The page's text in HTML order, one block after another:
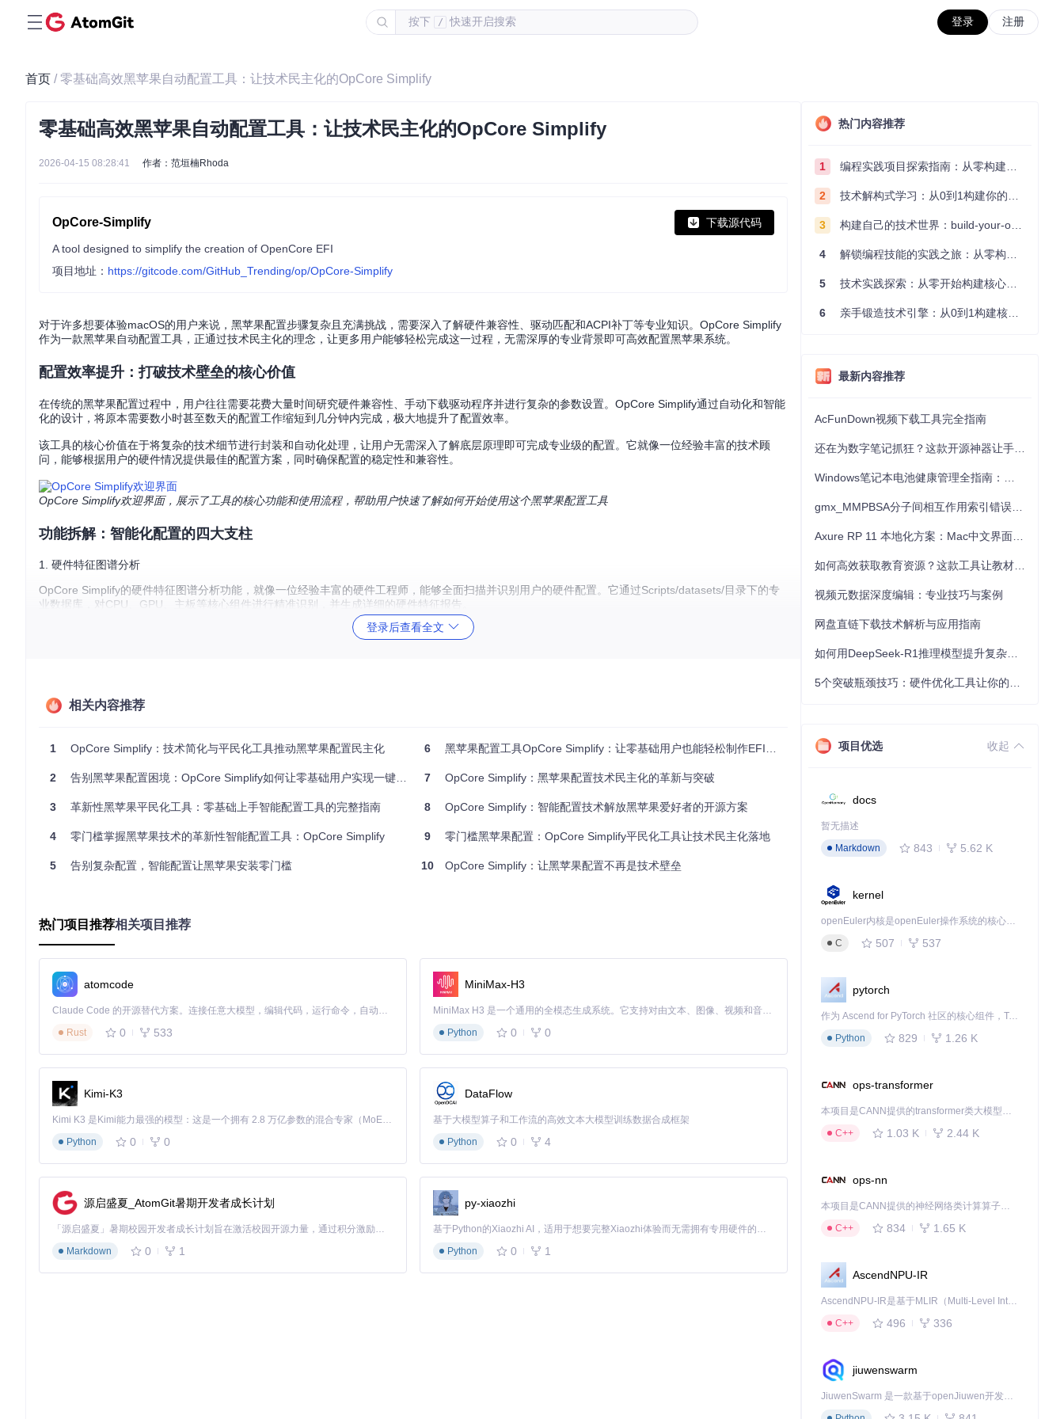
按下 / 快速开启搜索 登录 注册
首页 / 零基础高效黑苹果自动配置工具：让技术民主化的OpCore Simplify
零基础高效黑苹果自动配置工具：让技术民主化的OpCore Simplify
2026-04-15 08:28:41 作者：范垣楠Rhoda
OpCore-Simplify 下载源代码
A tool designed to simplify the creation of OpenCore EFI
项目地址： https://gitcode.com/GitHub_Trending/op/OpCore-Simplify
对于许多想要体验macOS的用户来说，黑苹果配置步骤复杂且充满挑战，需要深入了解硬件兼容性、驱动匹配和ACPI补丁等专业知识。OpCore Simplify
作为一款黑苹果自动配置工具，正通过技术民主化的理念，让更多用户能够轻松完成这一过程，无需深厚的专业背景即可高效配置黑苹果系统。
配置效率提升：打破技术壁垒的核心价值
在传统的黑苹果配置过程中，用户往往需要花费大量时间研究硬件兼容性、手动下载驱动程序并进行复杂的参数设置。OpCore Simplify通过自动化和智能
化的设计，将原本需要数小时甚至数天的配置工作缩短到几分钟内完成，极大地提升了配置效率。
该工具的核心价值在于将复杂的技术细节进行封装和自动化处理，让用户无需深入了解底层原理即可完成专业级的配置。它就像一位经验丰富的技术顾
问，能够根据用户的硬件情况提供最佳的配置方案，同时确保配置的稳定性和兼容性。
OpCore Simplify欢迎界面，展示了工具的核心功能和使用流程，帮助用户快速了解如何开始使用这个黑苹果配置工具
功能拆解：智能化配置的四大支柱
1. 硬件特征图谱分析
OpCore Simplify的硬件特征图谱分析功能，就像一位经验丰富的硬件工程师，能够全面扫描并识别用户的硬件配置。它通过Scripts/datasets/目录下的专
业数据库，对CPU、GPU、主板等核心组件进行精准识别，并生成详细的硬件特征报告。
为什么这样设计？因为准确的硬件识别是后续所有配置工作的基础。该功能采用了多维度比对算法，不仅识别硬件型号，还能分析其内在特性，为后续的
驱动适配决策引擎是OpCore Simplify的核心功能之一，它能够根据硬件特征图谱自动匹配最合适的驱动程序。这个引擎就像一个智能的驱动库管理员，能
够根据硬件型号、macOS版本和用户需求，从庞大的驱动数据库中筛选出最佳的驱动组合。
题，确保系统的稳定运行。
配置方案生成器是OpCore Simplify的另一个核心功能，它能够根据硬件特征和用户需求，自动生成完整的OpenCore配置方案。这个功能就像一位专业的
系统工程师，能够根据硬件特性和用户需求，制定出最佳的系统配置方案。
4. 配置验证与优化系统
验证过程包括硬件兼容性检查、驱动冲突检测、参数合理性分析等多个方面。同时，优化系统会根据验证结果对配置方案进行微调，进一步提升系统的性
能和稳定性。
实施路径：场景化任务清单
场景一：首次配置黑苹果
获取工具
git
Windows用户：运行OpCore-Simplify.bat，点击"Export Hardware Report"按钮
Linux/macOS用户：需要从Windows系统生成报告并传输过来
加载硬件报告
在工具主界面中，点击"Select Hardware Report"按钮，选择生成的硬件报告文件
登录后查看全文
相关内容推荐
1 OpCore Simplify：技术简化与平民化工具推动黑苹果配置民主化
2 告别黑苹果配置困境：OpCore Simplify如何让零基础用户实现一键部署
3 革新性黑苹果平民化工具：零基础上手智能配置工具的完整指南
4 零门槛掌握黑苹果技术的革新性智能配置工具：OpCore Simplify
5 告别复杂配置，智能配置让黑苹果安装零门槛
6 黑苹果配置工具OpCore Simplify：让零基础用户也能轻松制作EFI的技术民主化解决方案
7 OpCore Simplify：黑苹果配置技术民主化的革新与突破
8 OpCore Simplify：智能配置技术解放黑苹果爱好者的开源方案
9 零门槛黑苹果配置：OpCore Simplify平民化工具让技术民主化落地
10 OpCore Simplify：让黑苹果配置不再是技术壁垒
热门项目推荐相关项目推荐
atomcode
Claude Code 的开源替代方案。连接任意大模型，编辑代码，运行命令，自动验证 — 全自动执行。用 Rust 构建，极致性能。 ｜ An open-source alternative to Claude Code. Connect any LLM, edit code, run commands, and verify changes — autonomously. Built in Rust for speed. Get Started
Rust
0 533
MiniMax-H3
MiniMax H3 是一个通用的全模态生成系统。它支持对由文本、图像、视频和音频组成的多模态上下文进行统一理解，并能生成分辨率高达 2K、时长可达 15 秒的带原生立体声音频的视频。得益于面向任务泛化的系统设计，H3 在预训练阶段就已具备广泛的多模态上下文理解与生成能力，能够出色地执行复杂的多模态指令。
Python
0 0
Kimi-K3
Kimi K3 是Kimi能力最强的模型：这是一个拥有 2.8 万亿参数的混合专家（MoE）模型，具备原生视觉理解能力，并支持 100 万 token 的上下文窗口。
Python
0 0
DataFlow
基于大模型算子和工作流的高效文本大模型训练数据合成框架
Python
0 4
源启盛夏_AtomGit暑期开发者成长计划
「源启盛夏」暑期校园开发者成长计划旨在激活校园开源力量，通过积分激励、认证扶持、资源倾斜等形式，引导高校组织和开发者完成「入驻 — 建项目 — 做贡献 — 获认证 — 得资源」的完整闭环。无论你是想带领社团入驻平台的组织者，还是希望用代码贡献证明自己的开发者，都能在这里找到属于你的成长路径。
Markdown
0 1
py-xiaozhi
基于Python的Xiaozhi AI，适用于想要完整Xiaozhi体验而无需拥有专用硬件的用户。
Python
0 1
热门内容推荐
1 编程实践项目探索指南：从零构建技术能力体系
2 技术解构式学习：从0到1构建你的编程知识体系
3 构建自己的技术世界：build-your-own-x项目的实践探索指南
4 解锁编程技能的实践之旅：从零构建你的技术世界
5 技术实践探索：从零开始构建核心系统的实践指南
6 亲手锻造技术引擎：从0到1构建核心系统的实践指南
最新内容推荐
AcFunDown视频下载工具完全指南
视频元数据深度编辑：专业技巧与案例
网盘直链下载技术解析与应用指南
项目优选 收起
docs
暂无描述
Markdown
843 5.62 K
kernel
openEuler内核是openEuler操作系统的核心，既是系统性能与稳定性的基石，也是连接处理器、设备与服务的桥梁。
C
507 537
pytorch
作为 Ascend for PyTorch 社区的核心组件，TorchNPU 是昇腾专为 PyTorch 打造的深度学习适配插件，使 PyTorch 框架能够直接调用昇腾 NPU，为开发者提供昇腾 AI 处理器的超强算力。
Python
829 1.26 K
ops-transformer
本项目是CANN提供的transformer类大模型算子库，实现网络在NPU上加速计算。
C++
1.03 K 2.44 K
ops-nn
本项目是CANN提供的神经网络类计算算子库，实现网络在NPU上加速计算。
C++
834 1.65 K
AscendNPU-IR
AscendNPU-IR是基于MLIR（Multi-Level Intermediate Representation）构建的，面向昇腾亲和算子编译时使用的中间表示，提供昇腾完备表达能力，通过编译优化提升昇腾AI处理器计算效率，支持通过生态框架使能昇腾AI处理器与深度调优
C++
496 336
jiuwenswarm
JiuwenSwarm 是一款基于openJiuwen开发的智能AI Agent，它能够将大语言模型的强大能力，通过你日常使用的各类通讯应用，直接延伸至你的指尖。